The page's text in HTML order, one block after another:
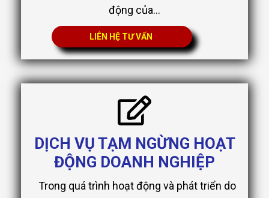
động của...
LIÊN HỆ TƯ VẤN
DỊCH VỤ TẠM NGỪNG HOẠT
ĐỘNG DOANH NGHIỆP
Trong quá trình hoạt động và phát triển do